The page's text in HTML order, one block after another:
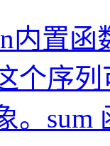
内置
个序
。sum